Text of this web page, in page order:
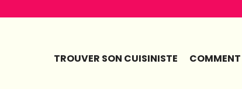
TROUVER SON CUISINISTE